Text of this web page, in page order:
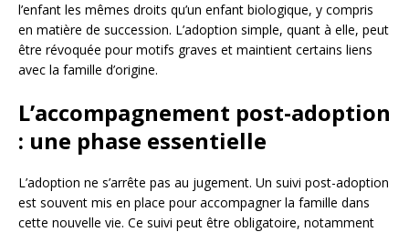
l’enfant les mêmes droits qu’un enfant biologique, y compris
en matière de succession. L’adoption simple, quant à elle, peut
être révoquée pour motifs graves et maintient certains liens
avec la famille d’origine.
L’accompagnement post-adoption
: une phase essentielle
L’adoption ne s’arrête pas au jugement. Un suivi post-adoption
est souvent mis en place pour accompagner la famille dans
cette nouvelle vie. Ce suivi peut être obligatoire, notamment